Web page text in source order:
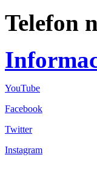
Telefon
YouTube
Facebook
Twitter
Instagram